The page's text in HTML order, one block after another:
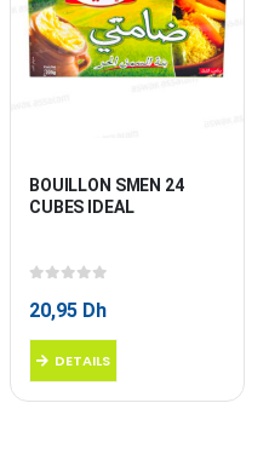
BOUILLON SMEN 24
CUBES IDEAL
20,95 Dh
DETAILS